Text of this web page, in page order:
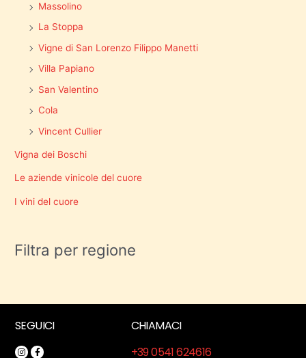
Massolino
La Stoppa
Vigne di San Lorenzo Filippo Manetti
Villa Papiano
San Valentino
Cola
Vincent Cullier
Vigna dei Boschi
Le aziende vinicole del cuore
I vini del cuore
Filtra per regione
SEGUICI
CHIAMACI
+39 0541 624616